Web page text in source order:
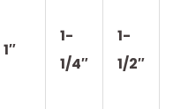
1″
1-
1/4″
1-
1/2″